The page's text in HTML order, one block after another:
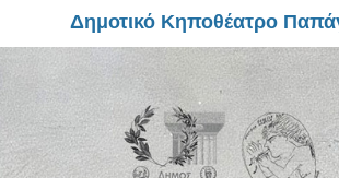
Δημοτικό Κηποθέατρο